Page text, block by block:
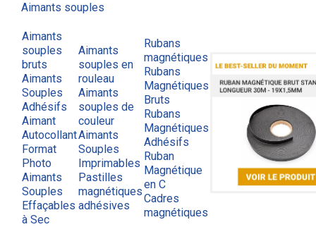
Aimants souples
Aimants
souples
bruts
Aimants
Souples
Adhésifs
Aimant
Autocollant
Format
Photo
Aimants
Souples
Effaçables
à Sec
Aimants
souples en
rouleau
Aimants
souples de
couleur
Aimants
Souples
Imprimables
Pastilles
magnétiques
adhésives
Rubans
magnétiques
Rubans
Magnétiques
Bruts
Rubans
Magnétiques
Adhésifs
Ruban
Magnétique
en C
Cadres
magnétiques